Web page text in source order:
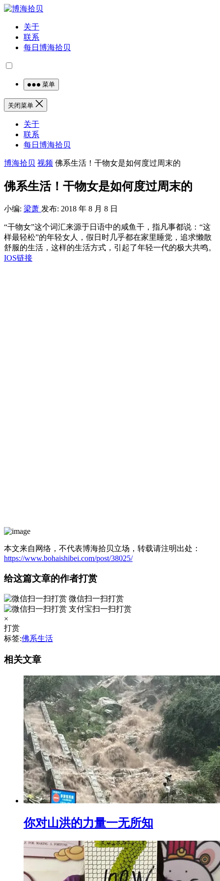
关于
联系
每日博海拾贝
菜单
关闭菜单
关于
联系
每日博海拾贝
博海拾贝 视频 佛系生活！干物女是如何度过周末的
佛系生活！干物女是如何度过周末的
小编: 梁萧 发布: 2018 年 8 月 8 日
“干物女”这个词汇来源于日语中的咸鱼干，指凡事都说：“这
样最轻松”的年轻女人，假日时几乎都在家里睡觉，追求懒散
舒服的生活，这样的生活方式，引起了年轻一代的极大共鸣。
IOS链接
本文来自网络，不代表博海拾贝立场，转载请注明出处：
https://www.bohaishibei.com/post/38025/
给这篇文章的作者打赏
微信扫一扫打赏
支付宝扫一扫打赏
×
打赏
标签:佛系生活
相关文章
你对山洪的力量一无所知